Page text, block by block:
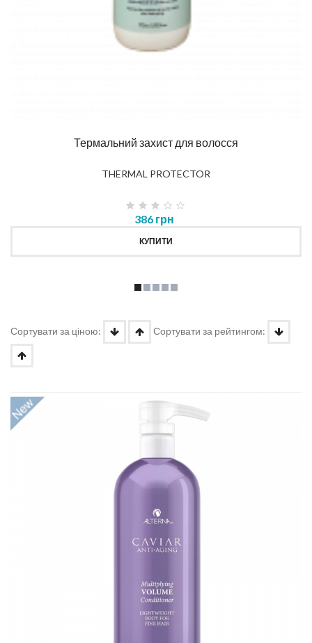
Термальний захист для волосся
THERMAL PROTECTOR
386 грн
КУПИТИ
Сортувати за ціною: Сортувати за рейтингом: